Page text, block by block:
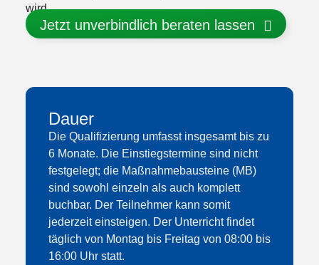
wird.
Jetzt unverbindlich beraten lassen
Dauer
Die Qualifizierung umfasst insgesamt bis zu
6 Monate. Die Einstiegstermine sind nicht
festgelegt; die Maßnahmebausteine (MB)
sind sowohl einzeln als auch komplett
buchbar. Der Teilnehmer kann somit
jederzeit einsteigen. Der Unterricht findet
täglich von Montag bis Freitag von 08:00 bis
16:00 Uhr statt.